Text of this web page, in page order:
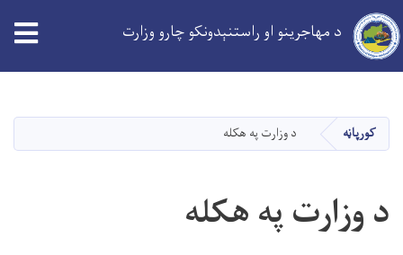
content
د مهاجرینو او راستنېدونکو چارو وزارت
کورپاڼه د وزارت په هکله
د وزارت په هکله